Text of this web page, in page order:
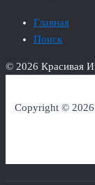
Главная
Поиск
© 2026 Красивая
Copyright © 2026